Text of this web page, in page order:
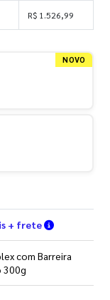
R$ 1.526,99
NOVO
+ frete Verifique
com Barreira
300g